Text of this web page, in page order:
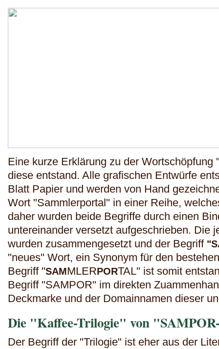
Eine kurze Erklärung zu der Wortschöpfung
diese entstand. Alle grafischen Entwürfe
Blatt Papier und werden von Hand
Wort "Sammlerportal" in einer Reihe,
daher wurden beide Begriffe durch einen
untereinander versetzt aufgeschrieben. Die
wurden zusammengesetzt und der Begriff
"neues" Wort, ein Synonym für den
Begriff "SAMMLERPORTAL" ist somit
Begriff "SAMPOR" im direkten
Deckmarke und der Domainnamen dieser
Die "Kaffee-Trilogie" von
Der Begriff der "Trilogie" ist eher aus der